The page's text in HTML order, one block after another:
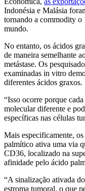
Indonésia e Malásia
tornando a commodity o
mundo.
No entanto, os ácidos
de maneira semelhante
metástase. Os
examinadas in vitro
diferentes ácidos graxos.
“Isso ocorre porque
molecular diferente e
específicas nas células
Mais especificamente,
palmítico ativa uma via
CD36, localizado na
afinidade pelo ácido
“A sinalização ativada
estroma tumoral, o que